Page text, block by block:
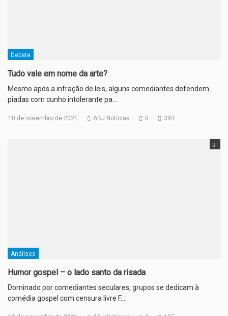
Debate
Tudo vale em nome da arte?
Mesmo após a infração de leis, alguns comediantes defendem
piadas com cunho intolerante pa…
10 de novembro de 2021 ABJ Notícias 0 393
Análises
Humor gospel – o lado santo da risada
Dominado por comediantes seculares, grupos se dedicam à
comédia gospel com censura livre F…